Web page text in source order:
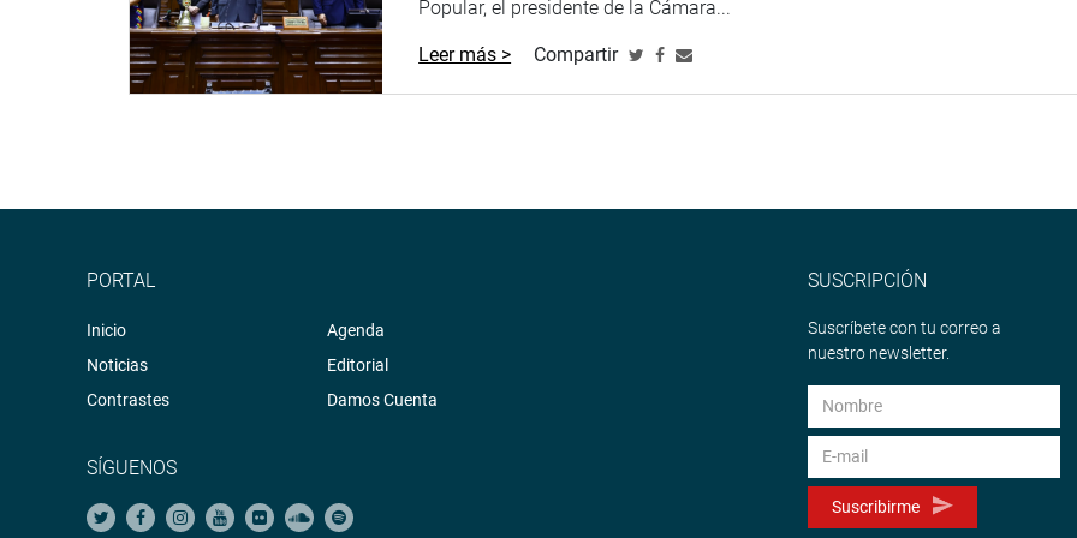
Popular, el presidente de la Cámara...
Leer más > Compartir
PORTAL
Inicio
Noticias
Contrastes
Agenda
Editorial
Damos Cuenta
SÍGUENOS
SUSCRIPCIÓN
Suscríbete con tu correo a
nuestro newsletter.
Suscribirme